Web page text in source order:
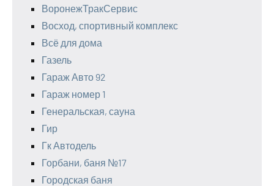
ВоронежТракСервис
Восход, спортивный комплекс
Всё для дома
Газель
Гараж Авто 92
Гараж номер 1
Генеральская, сауна
Гир
Гк Автодель
Горбани, баня №17
Городская баня